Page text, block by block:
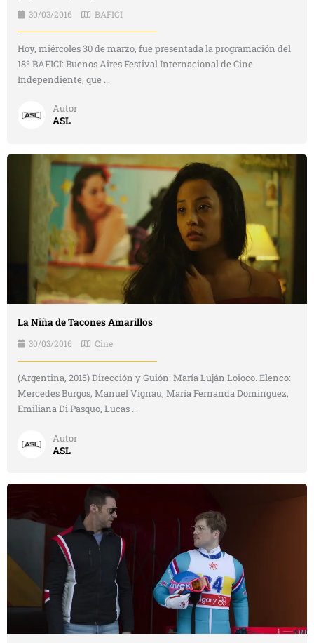
30/03/2016 BAFICI
Hoy, miércoles 30 de marzo, fue presentada la programación del
18º BAFICI: Buenos Aires Festival Internacional de Cine
Independiente, que ...
Autor
ASL
La Niña de Tacones Amarillos
30/03/2016 Cine
(Argentina, 2015) Dirección y Guión: María Luján Loioco. Elenco:
Mercedes Burgos, Manuel Vignau, María Fernanda Domínguez,
Emiliana Di Pasquo, Lucas ...
Autor
ASL